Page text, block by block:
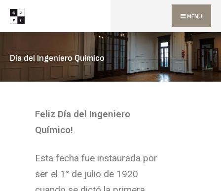
MENU
Día del Ingeniero Químico
Feliz Día del Ingeniero
Químico!
Esta fecha fue instaurada por
ser el 1° de julio de 1920